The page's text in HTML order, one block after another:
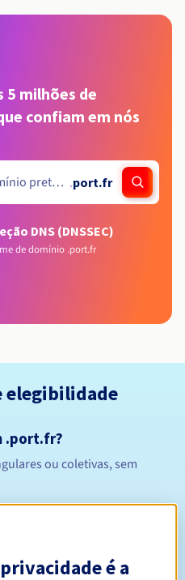
5 milhões de
confiam em nós
.port.fr
DNS (DNSSEC)
de domínio .port.fr
elegibilidade
.port.fr?
ou coletivas, sem
é a